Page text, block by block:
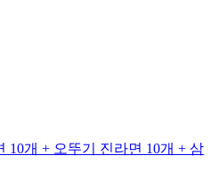
10개 + 오뚜기 진라면 10개 + 삼